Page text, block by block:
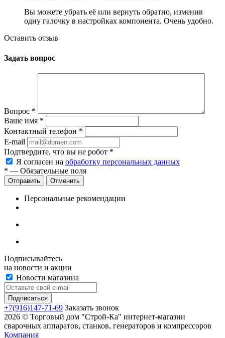
Вы можете убрать её или вернуть обратно, изменив
одну галочку в настройках компонента. Очень удобно.
Оставить отзыв
Задать вопрос
Вопрос *
Ваше имя *
Контактный телефон *
E-mail
Подтвердите, что вы не робот *
Я согласен на обработку персональных данных
* — Обязательные поля
Отменить
Персональные рекомендации
Подписывайтесь
на новости и акции
Новости магазина
+7(916)147-71-69 Заказать звонок
2026 © Торговый дом "Строй-Ка" интернет-магазин
сварочных аппаратов, станков, генераторов и компрессоров
Компания